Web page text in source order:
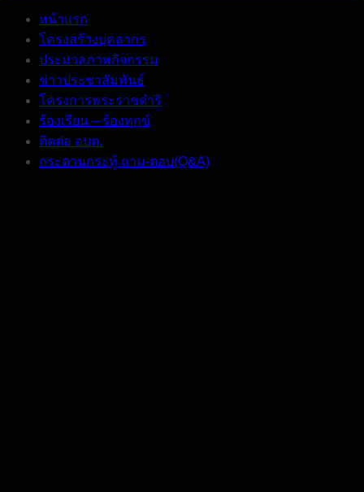
หน้าแรก
โครงสร้างบุคลากร
ประมวลภาพกิจกรรม
ข่าวประชาสัมพันธ์
โครงการพระราชดำริ
ร้องเรียน – ร้องทุกข์
ติดต่อ อบต.
กระดานกระทู้ ถาม-ตอบ(Q&A)